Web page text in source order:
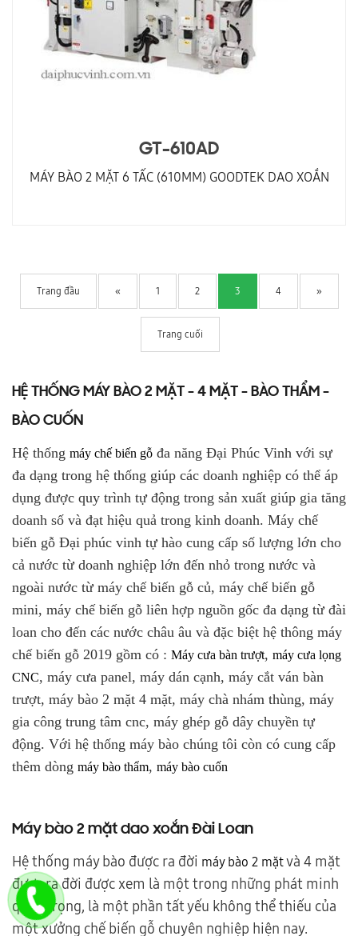
GT-610AD
MÁY BÀO 2 MẶT 6 TẤC (610MM) GOODTEK DAO XOẮN
Trang đầu « 1 2 3 4 »
Trang cuối
HỆ THỐNG MÁY BÀO 2 MẶT - 4 MẶT - BÀO THẨM -
BÀO CUỐN
Hệ thống máy chế biến gỗ đa năng Đại Phúc Vinh với sự
đa dạng trong hệ thống giúp các doanh nghiệp có thể áp
dụng được quy trình tự động trong sản xuất giúp gia tăng
doanh số và đạt hiệu quả trong kinh doanh. Máy chế
biến gỗ Đại phúc vinh tự hào cung cấp số lượng lớn cho
cả nước từ doanh nghiệp lớn đến nhỏ trong nước và
ngoài nước từ máy chế biến gỗ củ, máy chế biến gỗ
mini, máy chế biến gỗ liên hợp nguồn gốc đa dạng từ đài
loan cho đến các nước châu âu và đặc biệt hệ thông máy
chế biến gỗ 2019 gồm có : Máy cưa bàn trượt, máy cưa lọng
CNC, máy cưa panel, máy dán cạnh, máy cắt ván bàn
trượt, máy bào 2 mặt 4 mặt, máy chà nhám thùng, máy
gia công trung tâm cnc, máy ghép gỗ dây chuyền tự
động. Với hệ thống máy bào chúng tôi còn có cung cấp
thêm dòng máy bào thẩm, máy bào cuốn
Máy bào 2 mặt dao xoắn Đài Loan
Hệ thống máy bào được ra đời máy bào 2 mặtvà 4 mặt
được ra đời được xem là một trong những phát minh
quan trọng, là một phần tất yếu không thể thiếu của
một xưởng chế biến gỗ chuyên nghiệp hiện nay.